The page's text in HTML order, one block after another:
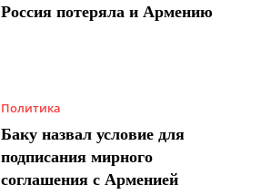
Россия потеряла и Армению
Политика
Баку назвал условие для
подписания мирного
соглашения с Арменией